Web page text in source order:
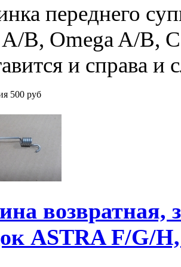
переднего
A/B, Omega A/B,
и справа и
500 руб
возвратная,
ASTRA F/G/